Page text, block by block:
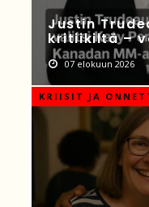
Justin
kritiikiltä –
07 elokuun 2026
KRIISIT JA